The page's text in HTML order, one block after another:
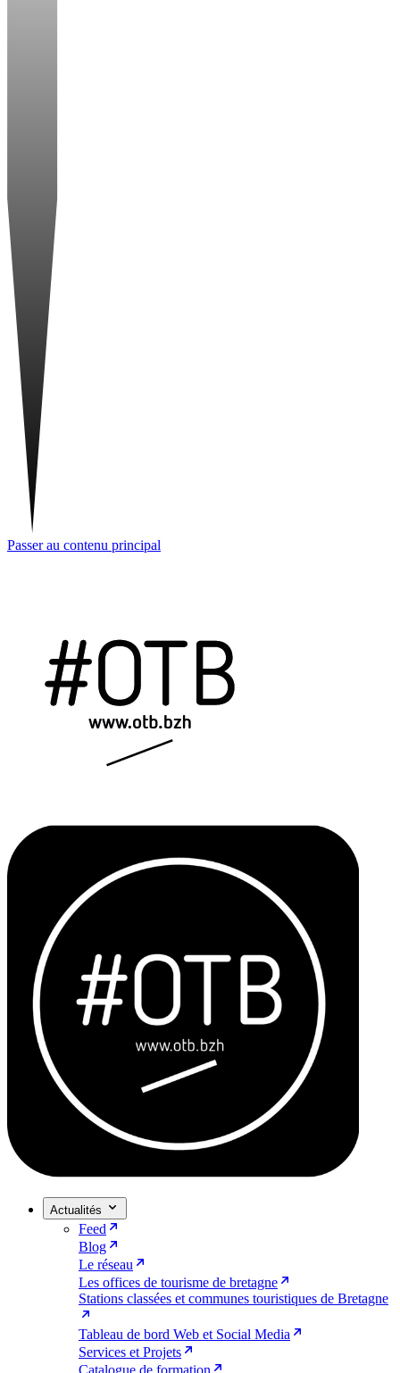
Passer au contenu principal
Actualités
Feed
Blog
Le réseau
Les offices de tourisme de bretagne
Stations classées et communes touristiques de Bretagne
Tableau de bord Web et Social Media
Services et Projets
Catalogue de formation